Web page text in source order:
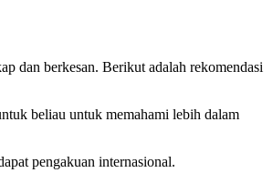
dan berkesan. Berikut adalah rekomendasi
beliau untuk memahami lebih dalam
pengakuan internasional.